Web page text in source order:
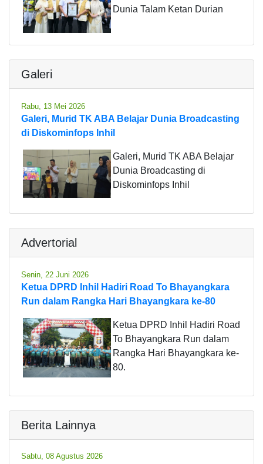
Dunia Talam Ketan Durian
Galeri
Rabu, 13 Mei 2026
Galeri, Murid TK ABA Belajar Dunia Broadcasting
di Diskominfops Inhil
Galeri, Murid TK ABA Belajar
Dunia Broadcasting di
Diskominfops Inhil
Advertorial
Senin, 22 Juni 2026
Ketua DPRD Inhil Hadiri Road To Bhayangkara
Run dalam Rangka Hari Bhayangkara ke-80
Ketua DPRD Inhil Hadiri Road
To Bhayangkara Run dalam
Rangka Hari Bhayangkara ke-
80.
Berita Lainnya
Sabtu, 08 Agustus 2026